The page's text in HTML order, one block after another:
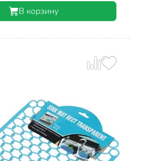
В корзину